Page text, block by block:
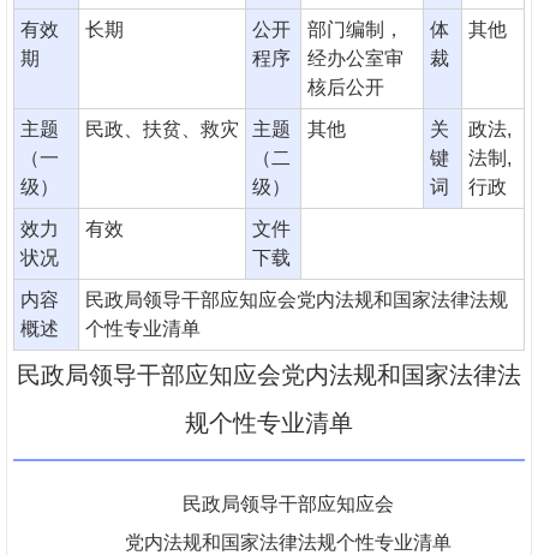
有效
期
长期
公开
程序
部门编制，
经办公室审
核后公开
体
裁
其他
主题
（一
级）
民政、扶贫、救灾
主题
（二
级）
其他
关
键
词
政法,
法制,
行政
效力
状况
有效
文件
下载
内容
概述
民政局领导干部应知应会党内法规和国家法律法规
个性专业清单
民政局领导干部应知应会党内法规和国家法律法
规个性专业清单
民政局领导干部应知应会
党内法规和国家法律法规个性专业清单